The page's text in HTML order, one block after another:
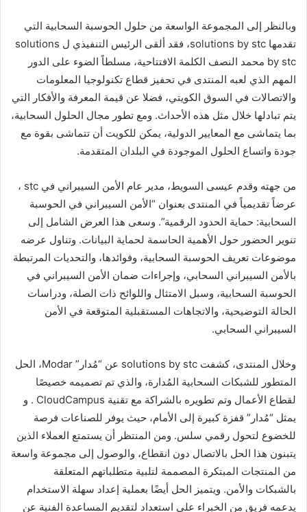
وبالنظر إلى المجموعة الواسعة من حلول الحوسبة السحابية التي
تقدمها solutions by stc، فقد ألقى الرئيس التنفيذي ل solutions
by stc محمد النصف الكلمة الافتتاحية، مسلطاً الضوء على الدور
المهم الذي لعبه المنتدى في تحفيز قطاع تكنولوجيا المعلومات
والاتصالات في السوق الكويتي، فضلا عن قيمة المعرفة والأفكار التي
يتم تبادلها خلال مثل هذه الأحداث. ومع تطور مجال الحلول السحابية،
بما يتماشى مع المعايير الدولية، يمكن للكويت أن تتماشى بقوة مع
جودة واتساع الحلول الموجودة في البلدان المتقدمة.
من جهته وقدم عيسى السويط، مدير عام الأمن السيبراني في stc ،
عرضاً تقديمياً في المنتدى بعنوان “الأمن السيبراني في الحوسبة
السحابية: حماية الحدود الرقمية”. وسعى هذا العرض الشامل إلى
تنوير الحضور حول الأهمية الحاسمة لحماية البيانات. وتناول عرضه
موضوعات تعريف الحوسبة السحابية، وفوائدها، والتحديات المرتبطة
بالأمن السيبراني السحابي، وإجراءات ضمان الأمن السيبراني في
الحوسبة السحابية، وسبل الامتثال واللوائح ذات الصلة، ودراسات
الحالة التوضيحية، والاتجاهات المستقبلية المتوقعة في الأمن
السيبراني السحابي.
وخلال المنتدى، كشفت solutions by stc عن “مُدار” Modar، الحل
المتطور للشبكات السحابية المُدارة، والذي تم تصميمه خصيصًا
لقطاع الأعمال وتم تطويره بالشراكة مع تقنية CloudCampus . و
يمثل “مُدار” قفزة كبيرة إلى الأمام، حيث يوفر للصناعات فرصة
للخضوع لتحول رقمي سلس. ومن المنتظر أن يستمتع العملاء الذين
يتبنون هذا الحل بالاتصال دون انقطاع، والوصول إلى مجموعة واسعة
من المنتجات المبتكرة المصممة لتلبية متطلباتهم المتعلقة
بالشبكات والأمن. ويتميز الحل أيضًا بعملية إعداد سهلة الاستخدام
يدعمه فريق من الخبراء على استعداد لتقديم المساعدة الفنية عن